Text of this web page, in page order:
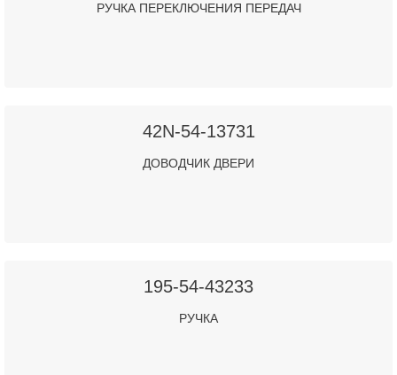
РУЧКА ПЕРЕКЛЮЧЕНИЯ ПЕРЕДАЧ
42N-54-13731
ДОВОДЧИК ДВЕРИ
195-54-43233
РУЧКА